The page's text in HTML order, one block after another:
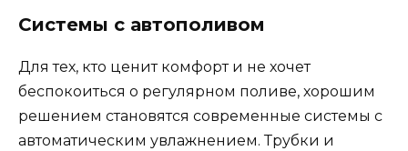
Системы с автополивом
Для тех, кто ценит комфорт и не хочет
беспокоиться о регулярном поливе, хорошим
решением становятся современные системы с
автоматическим увлажнением. Трубки и